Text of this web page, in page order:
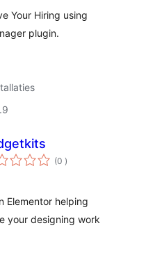
Your Hiring using
plugin.
(0 aantal
beoordelingen
)
Elementor helping
your designing work